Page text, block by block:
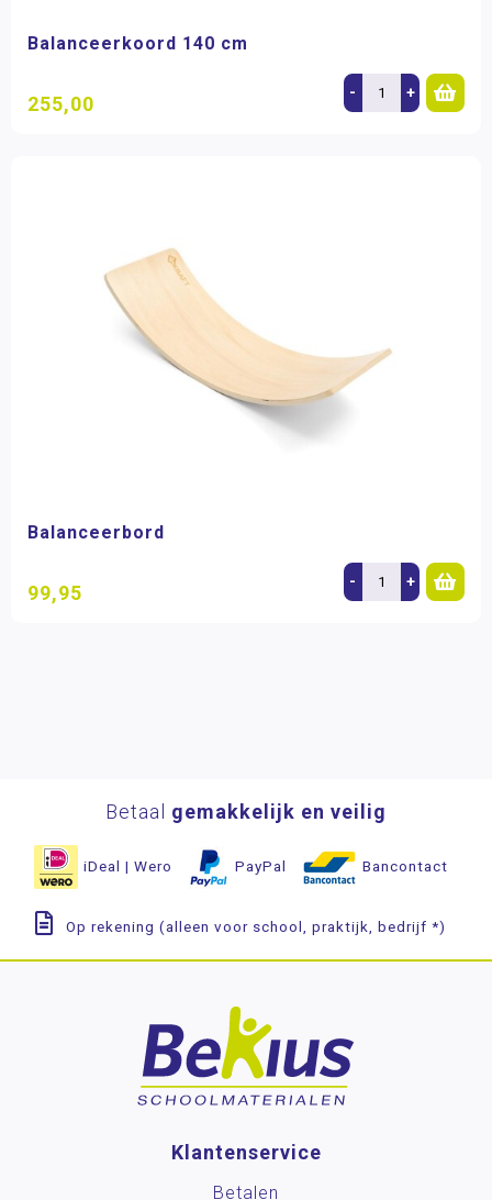
Balanceerkoord 140 cm
255,00 - +
Balanceerbord
99,95 - +
Betaal gemakkelijk en veilig
iDeal | Wero PayPal Bancontact
Op rekening (alleen voor school, praktijk, bedrijf *)
Klantenservice
Betalen